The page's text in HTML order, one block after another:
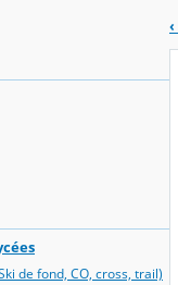
de fond, CO, cross, trail)
‹